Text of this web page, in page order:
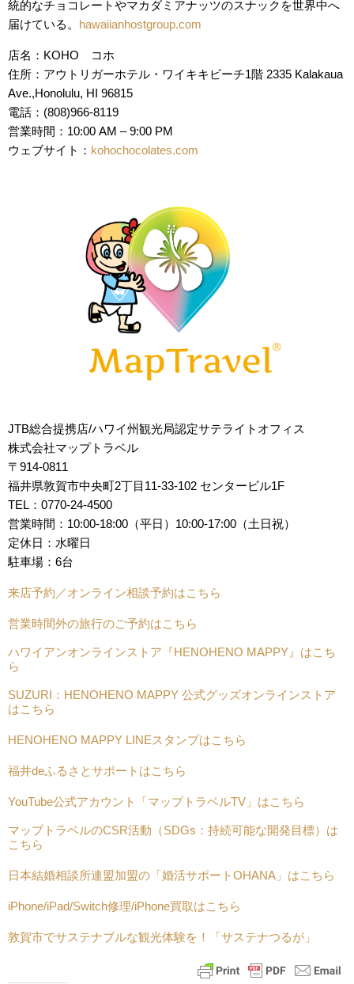
統的なチョコレートやマカダミアナッツのスナックを世界中へ
届けている。 hawaiianhostgroup.com
店名：KOHO コホ
住所：アウトリガーホテル・ワイキキビーチ1階 2335 Kalakaua
Ave.,Honolulu, HI 96815
電話：(808)966-8119
営業時間：10:00 AM – 9:00 PM
ウェブサイト： kohochocolates.com
JTB総合提携店/ハワイ州観光局認定サテライトオフィス
株式会社マップトラベル
〒914-0811
福井県敦賀市中央町2丁目11-33-102 センタービル1F
TEL：0770-24-4500
営業時間：10:00-18:00（平日）10:00-17:00（土日祝）
定休日：水曜日
駐車場：6台
来店予約／オンライン相談予約はこちら
営業時間外の旅行のご予約はこちら
ハワイアンオンラインストア『HENOHENO MAPPY』はこち
ら
SUZURI：HENOHENO MAPPY 公式グッズオンラインストア
はこちら
HENOHENO MAPPY LINEスタンプはこちら
福井deふるさとサポートはこちら
YouTube公式アカウント「マップトラベルTV」はこちら
マップトラベルのCSR活動（SDGs：持続可能な開発目標）は
こちら
日本結婚相談所連盟加盟の「婚活サポートOHANA」はこちら
iPhone/iPad/Switch修理/iPhone買取はこちら
敦賀市でサステナブルな観光体験を！「サステナつるが」